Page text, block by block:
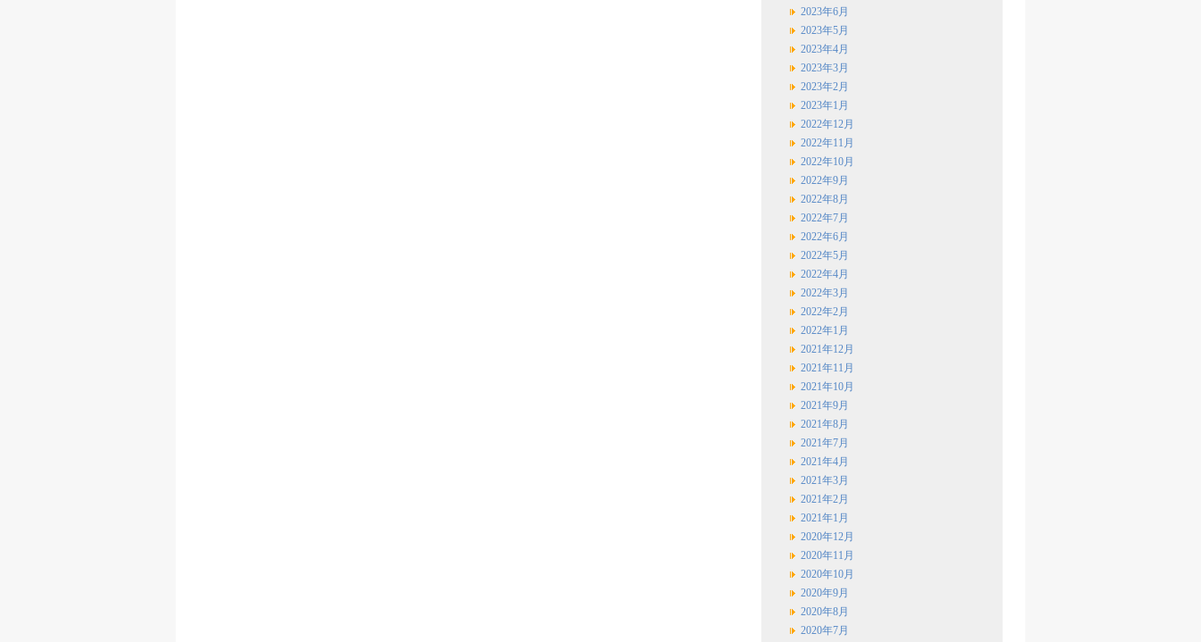
2023年6月
2023年5月
2023年4月
2023年3月
2023年2月
2023年1月
2022年12月
2022年11月
2022年10月
2022年9月
2022年8月
2022年7月
2022年6月
2022年5月
2022年4月
2022年3月
2022年2月
2022年1月
2021年12月
2021年11月
2021年10月
2021年9月
2021年8月
2021年7月
2021年4月
2021年3月
2021年2月
2021年1月
2020年12月
2020年11月
2020年10月
2020年9月
2020年8月
2020年7月